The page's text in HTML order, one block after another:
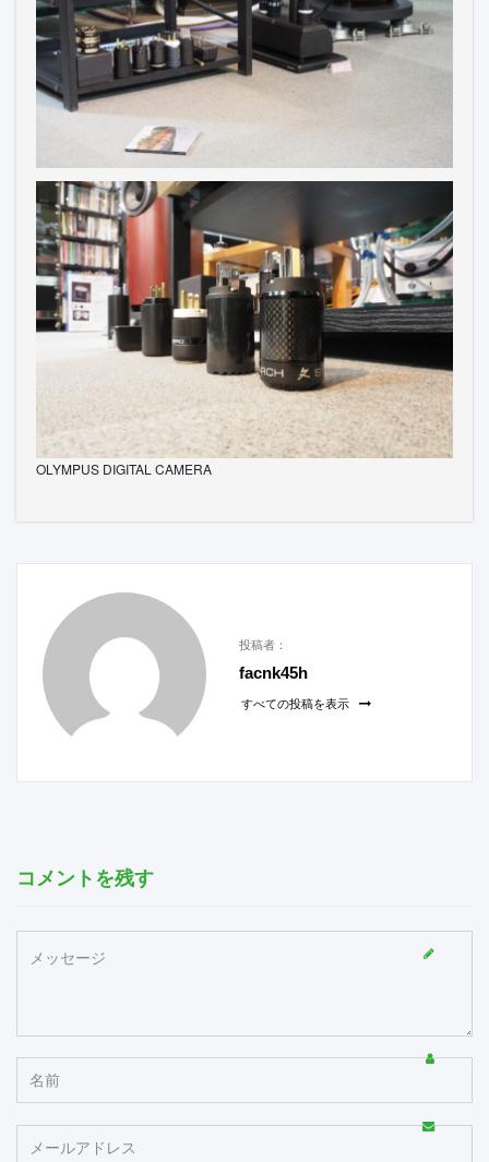
OLYMPUS DIGITAL CAMERA
投稿者：
facnk45h
すべての投稿を表示
コメントを残す